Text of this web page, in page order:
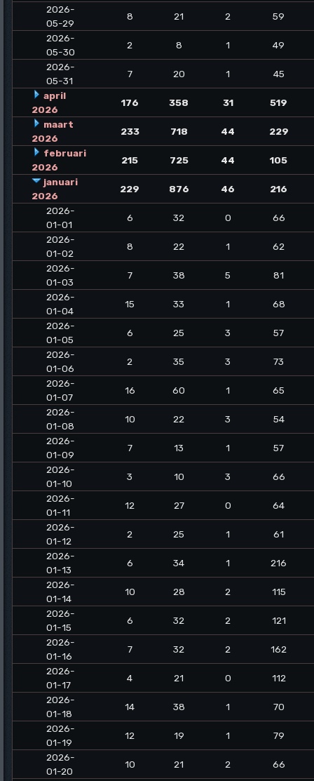
2026-
05-29
8 21 2
59
2026-
05-30
2 8 1
49
2026-
05-31
7 20 1
45
april
2026
176 358 31
519
maart
2026
233 718 44
229
februari
2026
215 725 44
105
januari
2026
229 876 46
216
2026-
01-01
6 32 0
66
2026-
01-02
8 22 1
62
2026-
01-03
7 38 5
81
2026-
01-04
15 33 1
68
2026-
01-05
6 25 3
57
2026-
01-06
2 35 3
73
2026-
01-07
16 60 1
65
2026-
01-08
10 22 3
54
2026-
01-09
7 13 1
57
2026-
01-10
3 10 3
66
2026-
01-11
12 27 0
64
2026-
01-12
2 25 1
61
2026-
01-13
6 34 1
216
2026-
01-14
10 28 2
115
2026-
01-15
6 32 2
121
2026-
01-16
7 32 2
162
2026-
01-17
4 21 0
112
2026-
01-18
14 38 1
70
2026-
01-19
12 19 1
79
2026-
01-20
10 21 2
66